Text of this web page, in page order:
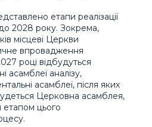
етапи реалізації
2028 року. Зокрема,
місцеві Церкви
впровадження
році відбудуться
асамблеї аналізу,
асамблеї, після яких
Церковна асамблея,
цього